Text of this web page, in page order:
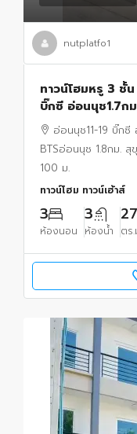
nutplatfo1
ทาวน์โฮมหรู 3 ชั้
บิ๊กซี อ่อนนุช1.7ก
รร.อภิญญานานา
อ่อนนุช11-19 บิ๊ก
BTSอ่อนนุช 1.8กม.
100 ม.
ทาวน์โฮม ทาวน์เฮ้าส์
3
ห้องนอน
3
ห้องน้ำ ตร.